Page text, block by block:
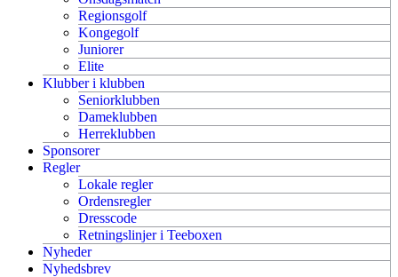
Regionsgolf
Kongegolf
Juniorer
Elite
Klubber i klubben
Seniorklubben
Dameklubben
Herreklubben
Sponsorer
Regler
Lokale regler
Ordensregler
Dresscode
Retningslinjer i Teeboxen
Nyheder
Nyhedsbrev